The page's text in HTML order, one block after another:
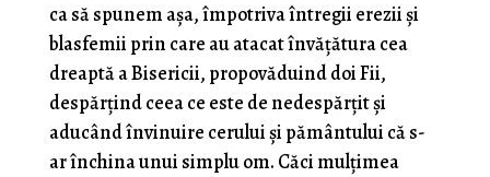
ca să spunem așa, împotriva întregii erezii și
blasfemii prin care au atacat învățătura cea
dreaptă a Bisericii, propovăduind doi Fii,
despărțind ceea ce este de nedespărțit și
aducând învinuire cerului și pământului că s-
ar închina unui simplu om. Căci mulțimea